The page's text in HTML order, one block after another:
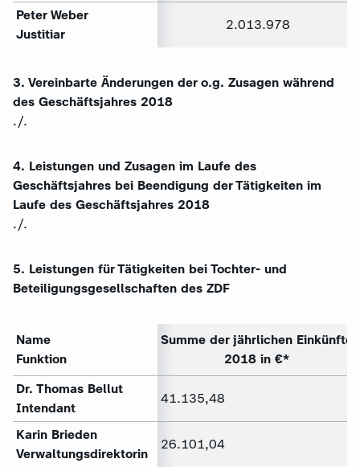
Peter Weber
Justitiar
2.013.978
3. Vereinbarte Änderungen der o.g. Zusagen während
des Geschäftsjahres 2018
./.
4. Leistungen und Zusagen im Laufe des
Geschäftsjahres bei Beendigung der Tätigkeiten im
Laufe des Geschäftsjahres 2018
./.
5. Leistungen für Tätigkeiten bei Tochter- und
Beteiligungsgesellschaften des ZDF
Name
Funktion
Summe der jährlichen Einkünfte
2018 in €*
Dr. Thomas Bellut
Intendant
41.135,48
Karin Brieden
Verwaltungsdirektorin
26.101,04